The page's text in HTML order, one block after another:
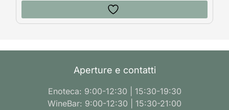
Aperture e contatti
Enoteca: 9:00-12:30 | 15:30-19:30
WineBar: 9:00-12:30 | 15:30-21:00